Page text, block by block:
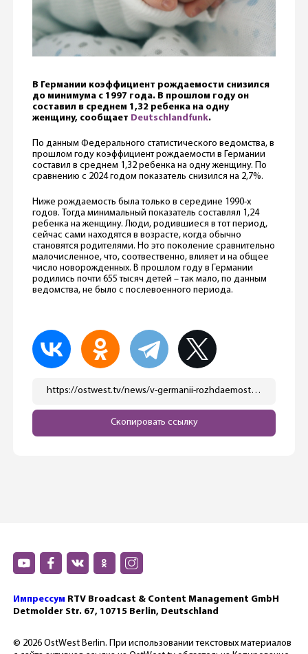
В Германии коэффициент рождаемости снизился
до минимума с 1997 года. В прошлом году он
составил в среднем 1,32 ребенка на одну
женщину, сообщает Deutschlandfunk.
По данным Федерального статистического ведомства, в
прошлом году коэффициент рождаемости в Германии
составил в среднем 1,32 ребенка на одну женщину. По
сравнению с 2024 годом показатель снизился на 2,7%.
Ниже рождаемость была только в середине 1990-х
годов. Тогда минимальный показатель составлял 1,24
ребенка на женщину. Люди, родившиеся в тот период,
сейчас сами находятся в возрасте, когда обычно
становятся родителями. Но это поколение сравнительно
малочисленное, что, соотвественно, влияет и на общее
число новорожденных. В прошлом году в Германии
родились почти 655 тысяч детей – так мало, по данным
ведомства, не было с послевоенного периода.
https://ostwest.tv/news/v-germanii-rozhdaemost-upala-do-minimuma-za-poslednie-30-let/
Скопировать ссылку
Импрессум RTV Broadcast & Content Management GmbH
Detmolder Str. 67, 10715 Berlin, Deutschland
© 2026 OstWest Berlin. При использовании текстовых материалов